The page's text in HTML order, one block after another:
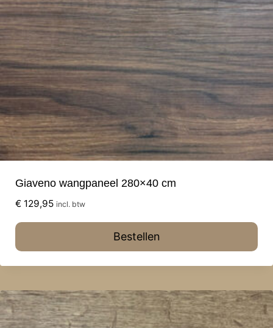
Giaveno wangpaneel 280×40 cm
€ 129,95 incl. btw
Bestellen